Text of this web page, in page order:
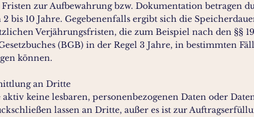
zur Aufbewahrung bzw. Dokumentation betragen
bis 10 Jahre. Gegebenenfalls ergibt sich die
Verjährungsfristen, die zum Beispiel nach den §§
(BGB) in der Regel 3 Jahre, in bestimmten
können.
an Dritte
keine lesbaren, personenbezogenen Daten oder
lassen an Dritte, außer es ist zur